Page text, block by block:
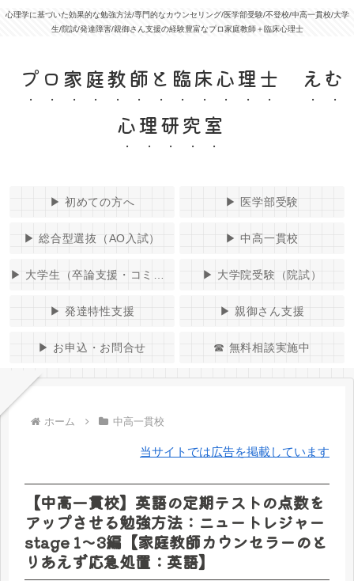
心理学に基づいた効果的な勉強方法/専門的なカウンセリング/医学部受験/不登校/中高一貫校/大学
生/院試/発達障害/親御さん支援の経験豊富なプロ家庭教師＋臨床心理士
プロ家庭教師と臨床心理士 えむ
心理研究室
▶︎ 初めての方へ ▶︎ 医学部受験
▶︎ 総合型選抜（AO入試） ▶︎ 中高一貫校
▶︎ 大学院受験（院試）
▶︎ 発達特性支援 ▶︎ 親御さん支援
▶︎ お申込・お問合せ ☎ 無料相談実施中
ホーム 中高一貫校
当サイトでは広告を掲載しています
【中高一貫校】英語の定期テストの点数を
アップさせる勉強方法：ニュートレジャー
stage 1〜3編【家庭教師カウンセラーのと
りあえず応急処置：英語】